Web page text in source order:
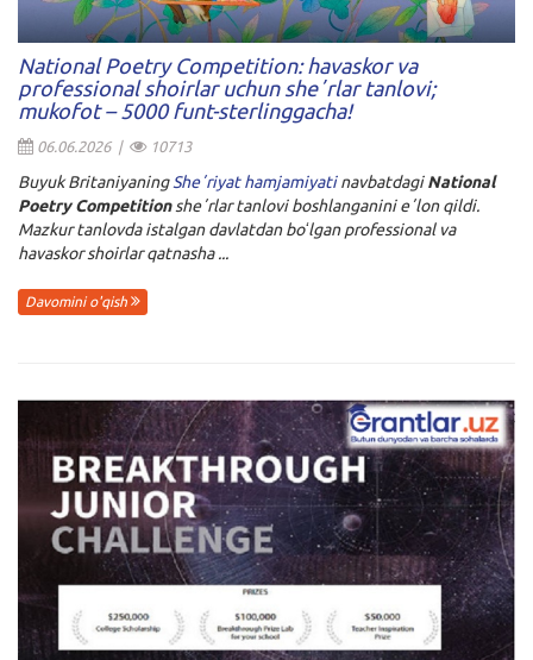
National Poetry Competition: havaskor va
professional shoirlar uchun sheʼrlar tanlovi;
mukofot – 5000 funt-sterlinggacha!
06.06.2026 | 10713
Buyuk BritaniyaningSheʼriyat hamjamiyatinavbatdagiNational
Poetry Competitionsheʼrlar tanlovi boshlanganini eʼlon qildi.
Mazkur tanlovda istalgan davlatdan boʻlgan professional va
havaskor shoirlar qatnasha ...
Davomini o'qish